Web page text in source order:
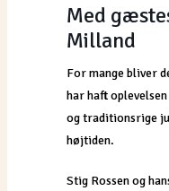
Med
Milland
For mange bliver
har haft
og traditionsrige
højtiden.
Stig Rossen og